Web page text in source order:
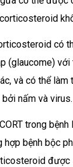
có
(glaucome)
và có thể làm
nấm và virus.
trong bệnh
bệnh bộc
được